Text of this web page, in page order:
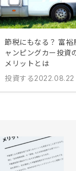
節税にもなる？ 富
ャンピングカー投資
メリットとは
投資する2022.08.22